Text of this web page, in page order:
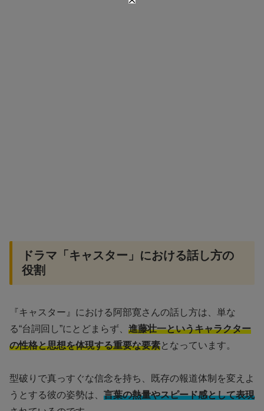
ドラマ「キャスター」における話し方の
役割
『キャスター』における阿部寛さんの話し方は、単な
る“台詞回し”にとどまらず、 進藤壮一というキャラクター
の性格と思想を体現する重要な要素となっています。
型破りで真っすぐな信念を持ち、既存の報道体制を変えよ
うとする彼の姿勢は、 言葉の熱量やスピード感として表現